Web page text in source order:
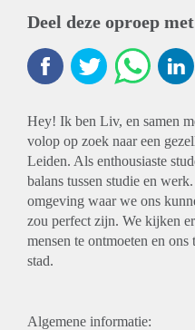
Deel deze oproep
Hey! Ik ben Liv, en samen
volop op zoek naar een
Leiden. Als enthousiaste
balans tussen studie en
omgeving waar we ons
zou perfect zijn. We kijken
mensen te ontmoeten en
stad.
Algemene informatie: